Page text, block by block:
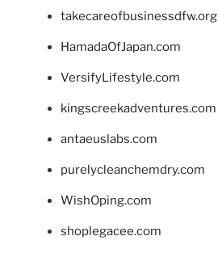
takecareofbusinessdfw.org
HamadaOfJapan.com
VersifyLifestyle.com
kingscreekadventures.com
antaeuslabs.com
purelycleanchemdry.com
WishOping.com
shoplegacee.com